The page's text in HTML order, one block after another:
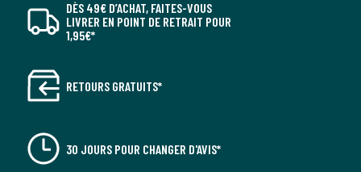
DÈS 49€ D’ACHAT, FAITES-VOUS
LIVRER EN POINT DE RETRAIT POUR
1,95€*
RETOURS GRATUITS*
30 JOURS POUR CHANGER D'AVIS*